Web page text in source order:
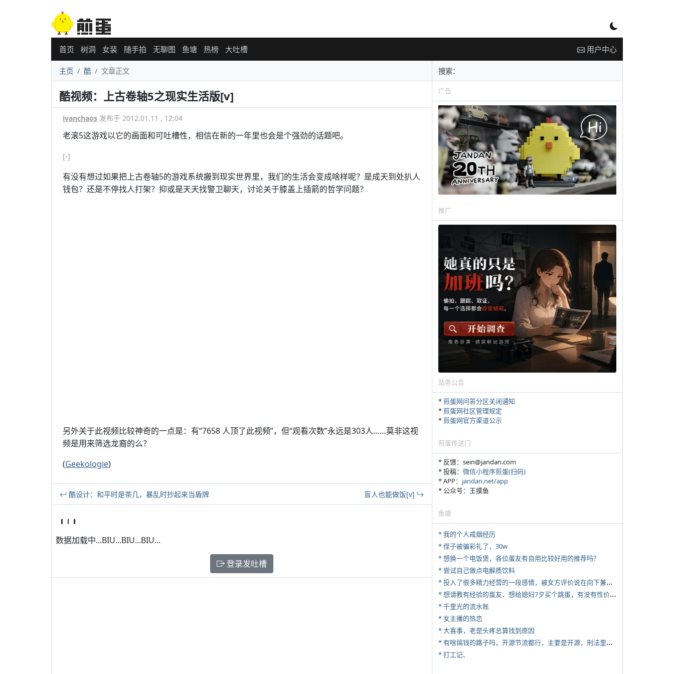
首页 树洞 女装 随手拍 无聊图 鱼塘 热榜 大吐槽 用户中心
主页 酷 文章正文
酷视频：上古卷轴5之现实生活版[v]
ivanchaos 发布于 2012.01.11 , 12:04
老滚5这游戏以它的画面和可吐槽性，相信在新的一年里也会是个强劲的话题吧。
[-]
有没有想过如果把上古卷轴5的游戏系统搬到现实世界里，我们的生活会变成啥样呢？是成天到处扒人
钱包？还是不停找人打架？抑或是天天找警卫聊天，讨论关于膝盖上插箭的哲学问题？
另外关于此视频比较神奇的一点是：有“7658 人顶了此视频”，但“观看次数”永远是303人……莫非这视
频是用来筛选龙裔的么？
(Geekologie)
酷设计：和平时是茶几，暴乱时抄起来当盾牌 盲人也能做饭[v]
数据加载中...BIU...BIU...BIU...
登录发吐槽
广告
推广
站务公告
*煎蛋网问答分区关闭通知
*煎蛋网社区管理规定
*煎蛋网官方渠道公示
煎蛋传送门
* 反馈：sein@jandan.com
* 投稿： 微信小程序煎蛋(扫码)
* APP： jandan.net/app
* 公众号：王摸鱼
鱼塘
* 我的个人戒烟经历
* 侄子被骗彩礼了，30w
* 想换一个电饭煲，各位蛋友有自用比较好用的推荐吗？
* 尝试自己做点电解质饮料
*
投入了很多精力经营的一段感情，被女方评价说在向下兼容我，感觉有点破防
*
想请教有经验的蛋友，想给媳妇7夕买个跳蛋，有没有性价比高的推荐
* 千里光的流水账
* 女主播的热恋
* 大喜事，老是头疼总算找到原因
*
有啥搞钱的路子吗，开源节流都行，主要是开源，刑法里的咱不做
* 打工记、